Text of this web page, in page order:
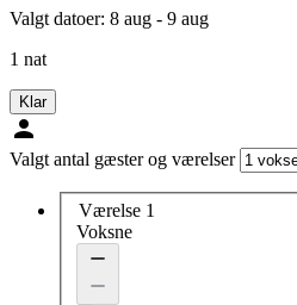
Valgt datoer: 8 aug - 9 aug
1 nat
Klar
Valgt antal gæster og værelser
Værelse 1
Voksne